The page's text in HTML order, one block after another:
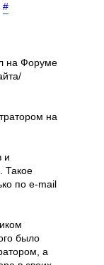
#
на Форуме
на
и
Такое
по e-mail
было
а